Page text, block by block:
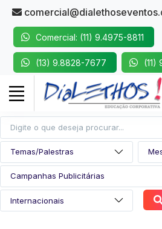
Comercial: (11) 9.4975-8811
(13) 9.8828-7677 (11)